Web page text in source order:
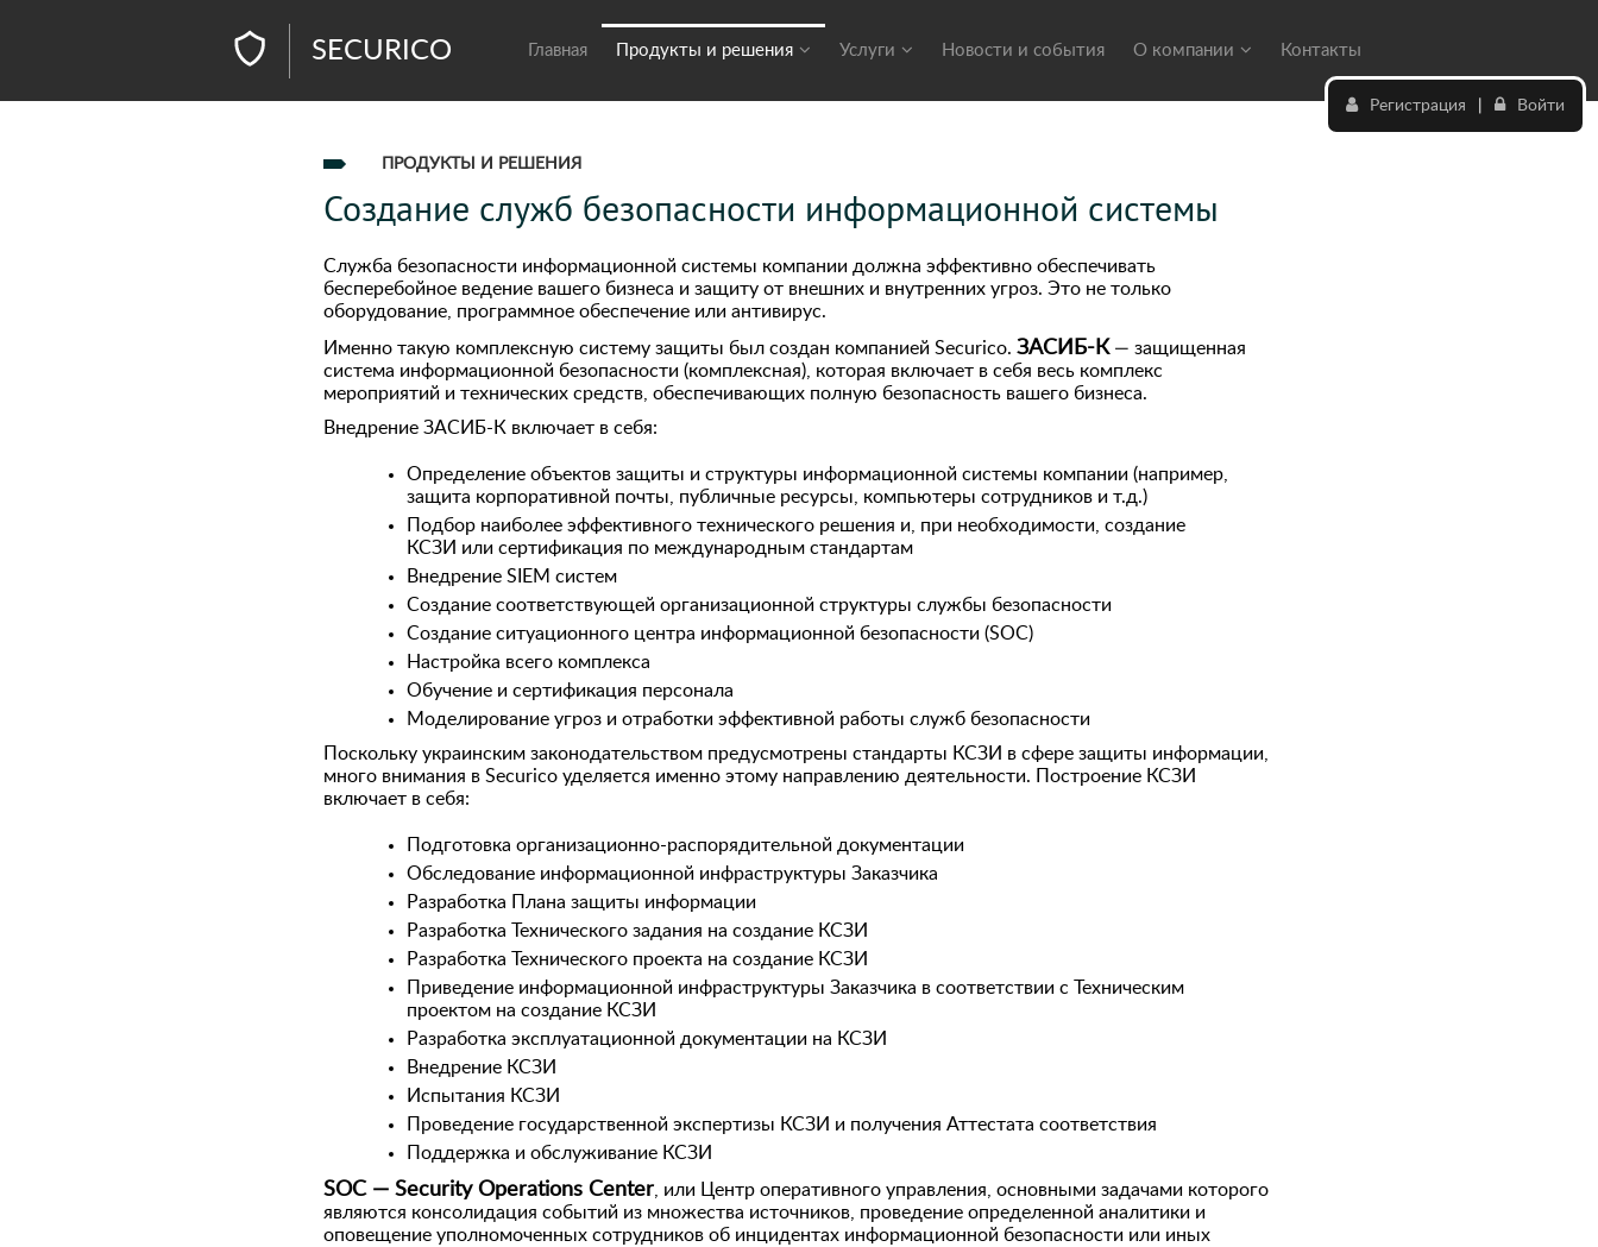
SECURICO Главная Продукты и решения Услуги Новости и события О компании Контакты
Войти
Регистрация
ПРОДУКТЫ И РЕШЕНИЯ
Создание служб безопасности информационной системы
Служба безопасности информационной системы компании должна эффективно обеспечивать
бесперебойное ведение вашего бизнеса и защиту от внешних и внутренних угроз. Это не только
оборудование, программное обеспечение или антивирус.
Именно такую комплексную систему защиты был создан компанией Securico. ЗАСИБ-К — защищенная
система информационной безопасности (комплексная), которая включает в себя весь комплекс
мероприятий и технических средств, обеспечивающих полную безопасность вашего бизнеса.
Внедрение ЗАСИБ-К включает в себя:
Определение объектов защиты и структуры информационной системы компании (например,
защита корпоративной почты, публичные ресурсы, компьютеры сотрудников и т.д.)
Подбор наиболее эффективного технического решения и, при необходимости, создание
КСЗИ или сертификация по международным стандартам
Внедрение SIEM систем
Создание соответствующей организационной структуры службы безопасности
Создание ситуационного центра информационной безопасности (SOC)
Настройка всего комплекса
Обучение и сертификация персонала
Моделирование угроз и отработки эффективной работы служб безопасности
Поскольку украинским законодательством предусмотрены стандарты КСЗИ в сфере защиты информации,
много внимания в Securico уделяется именно этому направлению деятельности. Построение КСЗИ
включает в себя:
Подготовка организационно-распорядительной документации
Обследование информационной инфраструктуры Заказчика
Разработка Плана защиты информации
Разработка Технического задания на создание КСЗИ
Разработка Технического проекта на создание КСЗИ
Приведение информационной инфраструктуры Заказчика в соответствии с Техническим
проектом на создание КСЗИ
Разработка эксплуатационной документации на КСЗИ
Внедрение КСЗИ
Испытания КСЗИ
Проведение государственной экспертизы КСЗИ и получения Аттестата соответствия
Поддержка и обслуживание КСЗИ
SOC — Security Operations Center , или Центр оперативного управления, основными задачами которого
являются консолидация событий из множества источников, проведение определенной аналитики и
оповещение уполномоченных сотрудников об инцидентах информационной безопасности или иных